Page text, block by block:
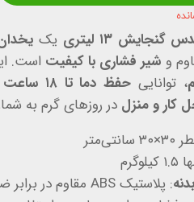
۱۳ لیتری یک
شیر فشاری با کیفیت است.
، توانایی حفظ دما تا ۱۸ ساعت
کار و منزل در روزهای گرم به
: پلاستیک ABS مقاوم در برابر ضربه و حرارت